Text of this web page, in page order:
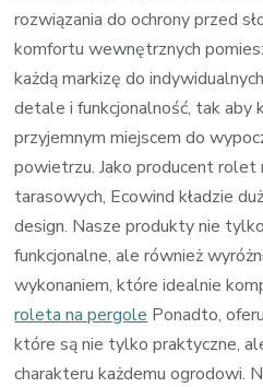
rozwiązania do ochrony przed
komfortu wewnętrznych
każdą markizę do
detale i funkcjonalność, tak aby
przyjemnym miejscem do
powietrzu. Jako producent rolet
tarasowych, Ecowind kładzie
design. Nasze produkty nie
funkcjonalne, ale również
wykonaniem, które idealnie
roleta na pergole Ponadto,
które są nie tylko praktyczne,
charakteru każdemu ogrodowi.